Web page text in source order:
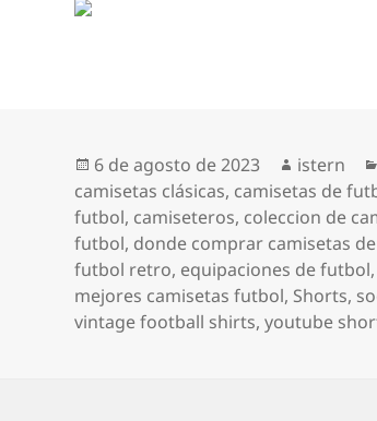
Publicado
el
6 de agosto de 2023 Autor
istern
camisetas clásicas, camisetas de
futbol, camiseteros, coleccion de
futbol, donde comprar camisetas
futbol retro, equipaciones de futbol
mejores camisetas futbol, Shorts,
vintage football shirts,youtube